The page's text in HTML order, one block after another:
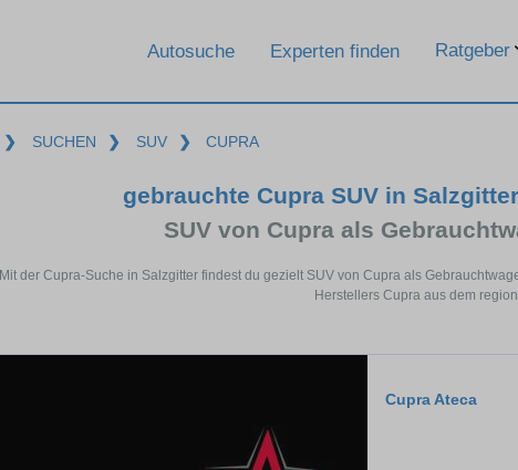
Autosuche Experten finden Ratgeber
❯ SUCHEN ❯ SUV ❯ CUPRA
gebrauchte Cupra SUV in
SUV von Cupra als
Mit der Cupra-Suche in Salzgitter findest du gezielt SUV von Cupra als
Herstellers Cupra aus dem
Cupra Ateca